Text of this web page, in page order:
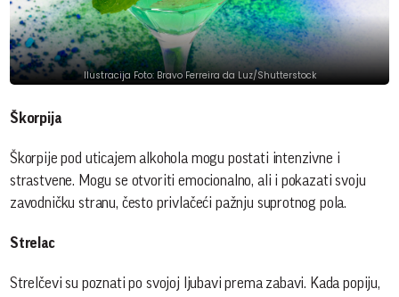
Ilustracija Foto: Bravo Ferreira da Luz/Shutterstock
Škorpija
Škorpije pod uticajem alkohola mogu postati intenzivne i
strastvene. Mogu se otvoriti emocionalno, ali i pokazati svoju
zavodničku stranu, često privlačeći pažnju suprotnog pola. ​
Strelac
Strelčevi su poznati po svojoj ljubavi prema zabavi. Kada popiju,